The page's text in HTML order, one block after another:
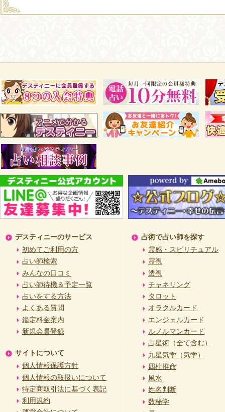
デスティニーのサービス
初めてご利用の方
占い師検索
みんなの口コミ
占い師待機＆予定一覧
占いをする方法
よくある質問
鑑定料金案内
新規会員登録
サイトについて
個人情報保護方針
個人情報の取扱いについて
特定商取引法に基づく表記
利用規約
占術で占い師を探す
霊感・スピリチュアル
霊視
透視
チャネリング
タロット
オラクルカード
エンジェルカード
ルノルマンカード
占星術（全て含む）
九星気学（気学）
四柱推命
風水
姓名判断
数秘学